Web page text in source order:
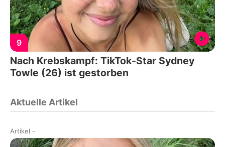
9
Nach Krebskampf: TikTok-Star Sydney
Towle (26) ist gestorben
Aktuelle Artikel
Artikel -